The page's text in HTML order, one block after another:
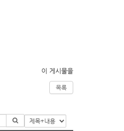
이 게시물을
목록